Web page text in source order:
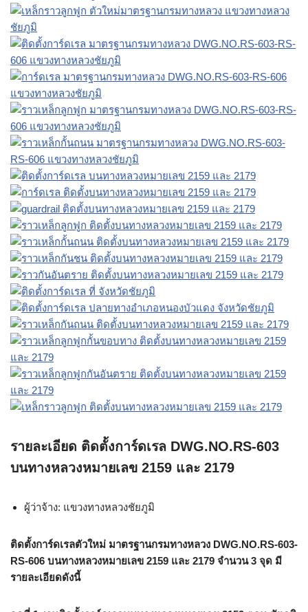
รายละเอียด ติดตั้งการ์ดเรล DWG.NO.RS-603
บนทางหลวงหมายเลข 2159 และ 2179
ผู้ว่าจ้าง: แขวงทางหลวงชัยภูมิ
ติดตั้งการ์ดเรลตัวใหม่ มาตรฐานกรมทางหลวง DWG.NO.RS-603-
RS-606 บนทางหลวงหมายเลข 2159 และ 2179 จำนวน 3 จุด มี
รายละเอียดดังนี้